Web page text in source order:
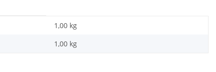
1,00 kg
1,00 kg